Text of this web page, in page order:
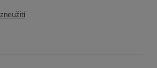
uživatele Váš účet byl odstraněn